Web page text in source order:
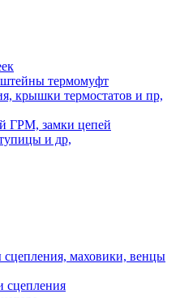
термомуфт
крышки термостатов и пр,
ГРМ, замки цепей
и др,
маховики, венцы